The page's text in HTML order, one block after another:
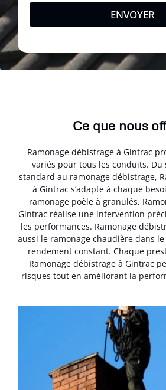
ENVOYER
Ce que nous
Ramonage débistrage à Gintrac
variés pour tous les conduits. Du
standard au ramonage débistrage,
à Gintrac s’adapte à chaque
ramonage poêle à granulés,
Gintrac réalise une intervention
les performances. Ramonage
aussi le ramonage chaudière dans
rendement constant. Chaque
Ramonage débistrage à Gintrac
risques tout en améliorant la